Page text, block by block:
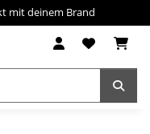
mit deinem Brand